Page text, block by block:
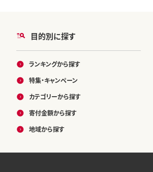
目的別に探す
ランキングから探す
特集・キャンペーン
カテゴリーから探す
寄付金額から探す
地域から探す